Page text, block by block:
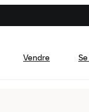
Vendre